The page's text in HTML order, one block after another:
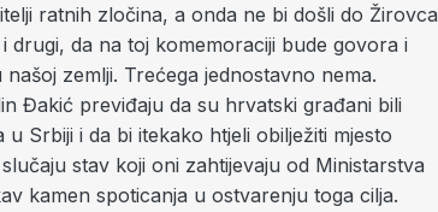
ratnih zločina, a onda ne bi došli do Žirovca
drugi, da na toj komemoraciji bude govora i
zemlji. Trećega jednostavno nema.
Đakić previđaju da su hrvatski građani bili
Srbiji i da bi itekako htjeli obilježiti mjesto
stav koji oni zahtijevaju od Ministarstva
kamen spoticanja u ostvarenju toga cilja.